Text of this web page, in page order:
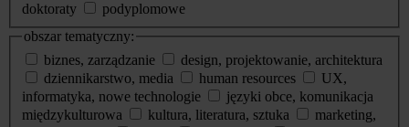
doktoraty
podyplomowe
obszar tematyczny:
biznes, zarządzanie
design, projektowanie, architektura
dziennikarstwo, media
human resources
UX,
informatyka, nowe technologie
języki obce, komunikacja
międzykulturowa
kultura, literatura, sztuka
marketing,